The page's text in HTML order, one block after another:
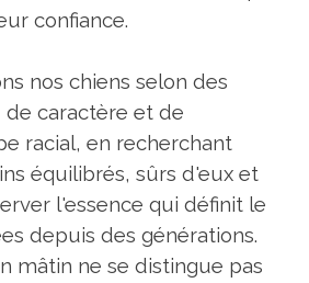
confiance.
nos chiens selon des
caractère et de
racial, en recherchant
équilibrés, sûrs d'eux et
l'essence qui définit le
depuis des générations.
mâtin ne se distingue pas